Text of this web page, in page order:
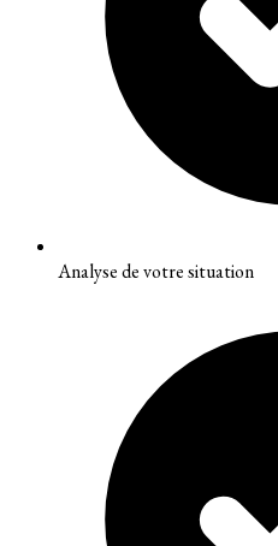
Analyse de votre situation